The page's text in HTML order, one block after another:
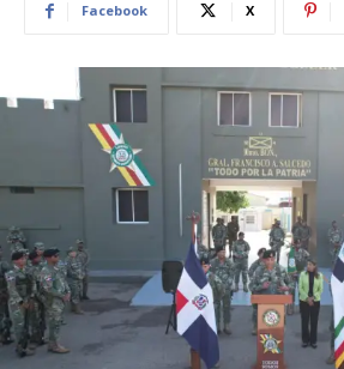
Facebook X